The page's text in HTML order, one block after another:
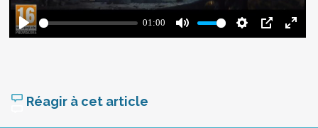
Réagir à cet article